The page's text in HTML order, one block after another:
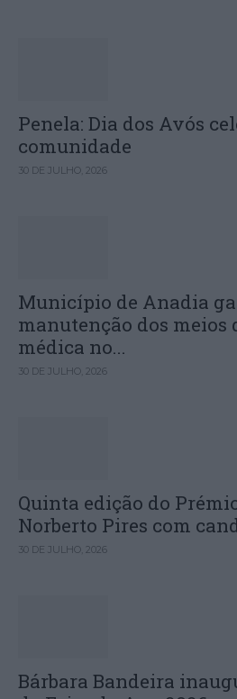
Penela: Dia dos Avós
comunidade
30 DE JULHO, 2026
Município de Anadia
manutenção dos meios
médica no...
30 DE JULHO, 2026
Quinta edição do
Norberto Pires com
30 DE JULHO, 2026
Bárbara Bandeira